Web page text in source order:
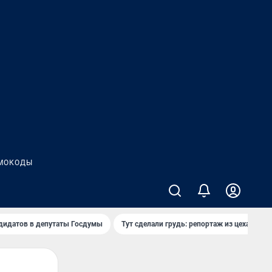
в депутаты Госдумы Тут сделали грудь: репортаж из цеха